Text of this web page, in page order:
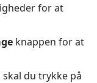
for at
knappen for at
du trykke på